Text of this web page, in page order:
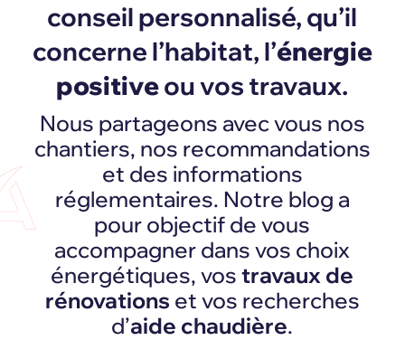
conseil personnalisé, qu’il
concerne l’habitat, l’énergie
positiveou vos travaux.
Nous partageons avec vous nos
chantiers, nos recommandations
et des informations
réglementaires. Notre blog a
pour objectif de vous
accompagner dans vos choix
énergétiques, vostravaux de
rénovations et vos recherches
d’aide chaudière.